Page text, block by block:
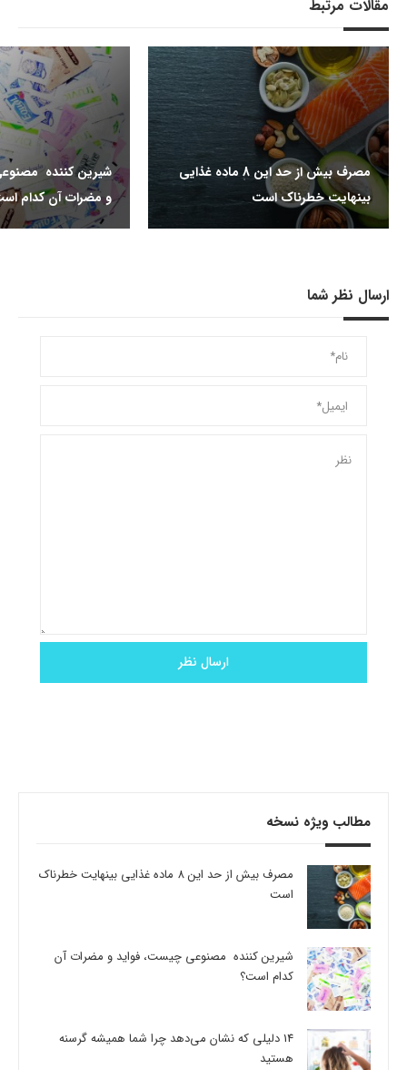
مقالات مرتبط
مصرف بیش از حد این 8 ماده غذایی
بینهایت خطرناک است
شیرین کننده
و مضرات آن کدام
ارسال نظر شما
مطالب ویژه نسخه
مصرف بیش از حد این 8 ماده غذایی بینهایت خطرناک
است
شیرین کننده مصنوعی چیست، فواید و مضرات آن
کدام است؟
14 دلیلی که نشان می‌دهد چرا شما همیشه گرسنه
هستید